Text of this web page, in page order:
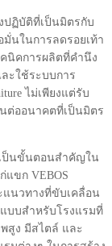
ปฏิบัติที่เป็นมิตรกับ
นในการลดรอยเท้า
นิคการผลิตที่คำนึง
ะใช้ระบบการ
ไม่เพียงแต่รับ
ต่ออนาคตที่เป็นมิตร
เป็นขั้นตอนสำคัญใน
ขก VEBOS
แนวทางที่ขับเคลื่อน
บบสำหรับโรงแรมที่
สูง มีสไตล์ และ